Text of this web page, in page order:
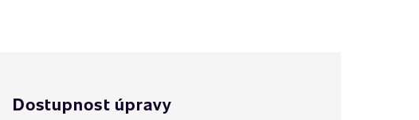
Dostupnost úpravy